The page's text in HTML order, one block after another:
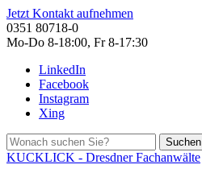
Jetzt Kontakt aufnehmen
0351 80718-0
Mo-Do 8-18:00, Fr 8-17:30
LinkedIn
Facebook
Instagram
Xing
Suchen
KUCKLICK - Dresdner Fachanwälte